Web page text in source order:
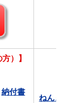
）】
納付書
ねんき